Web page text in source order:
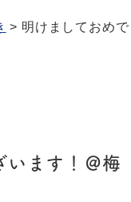
> 明けましておめで
います！＠梅